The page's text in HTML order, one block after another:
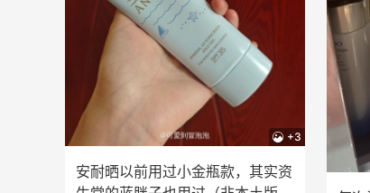
+3
安耐晒以前用过小金瓶款，其实资